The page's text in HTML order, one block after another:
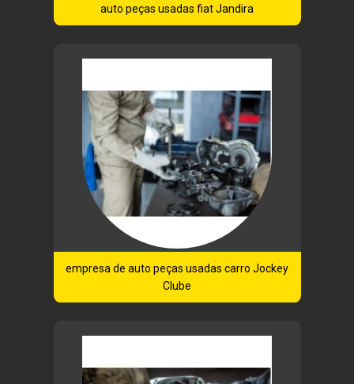
auto peças usadas fiat Jandira
empresa de auto peças usadas carro Jockey
Clube